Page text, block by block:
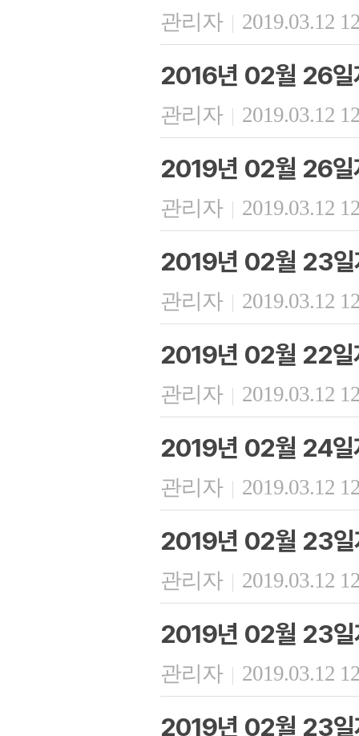
관리자 | 2019.03.12
2016년 02월 26일
관리자 | 2019.03.12
2019년 02월 26일
관리자 | 2019.03.12
2019년 02월 23일
관리자 | 2019.03.12
2019년 02월 22일
관리자 | 2019.03.12
2019년 02월 24일
관리자 | 2019.03.12
2019년 02월 23일
관리자 | 2019.03.12
2019년 02월 23일
관리자 | 2019.03.12
2019년 02월 23일